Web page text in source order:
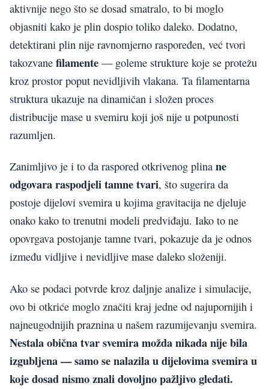
aktivnije nego što se dosad smatralo, to bi moglo
objasniti kako je plin dospio toliko daleko. Dodatno,
detektirani plin nije ravnomjerno raspoređen, već tvori
takozvane filamente — goleme strukture koje se protežu
kroz prostor poput nevidljivih vlakana. Ta filamentarna
struktura ukazuje na dinamičan i složen proces
distribucije mase u svemiru koji još nije u potpunosti
razumljen.
Zanimljivo je i to da raspored otkrivenog plina ne
odgovara raspodjeli tamne tvari, što sugerira da
postoje dijelovi svemira u kojima gravitacija ne djeluje
onako kako to trenutni modeli predviđaju. Iako to ne
opovrgava postojanje tamne tvari, pokazuje da je odnos
između vidljive i nevidljive mase daleko složeniji.
Ako se podaci potvrde kroz daljnje analize i simulacije,
ovo bi otkriće moglo značiti kraj jedne od najupornijih i
najneugodnijih praznina u našem razumijevanju svemira.
Nestala obična tvar svemira možda nikada nije bila
izgubljena — samo se nalazila u dijelovima svemira u
koje dosad nismo znali dovoljno pažljivo gledati.